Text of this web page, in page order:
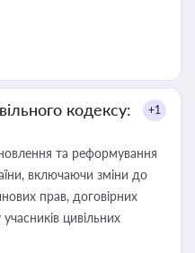
кодексу:
+1
та реформування
включаючи зміни до
прав, договірних
цивільних